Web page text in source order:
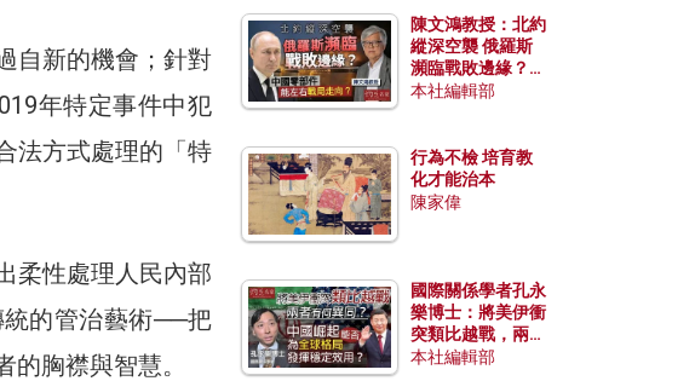
自新的機會；針對
年特定事件中犯
法方式處理的「特
柔性處理人民內部
統的管治藝術──把
胸襟與智慧。
陳文鴻教授：北約
縱深空襲 俄羅斯
瀕臨戰敗邊緣？中
國零部件能左右戰
本社編輯部
行為不檢 培育教
化才能治本
陳家偉
國際關係學者孔永
樂博士：將美伊衝
突類比越戰，兩者
有何異同？中國崛
本社編輯部